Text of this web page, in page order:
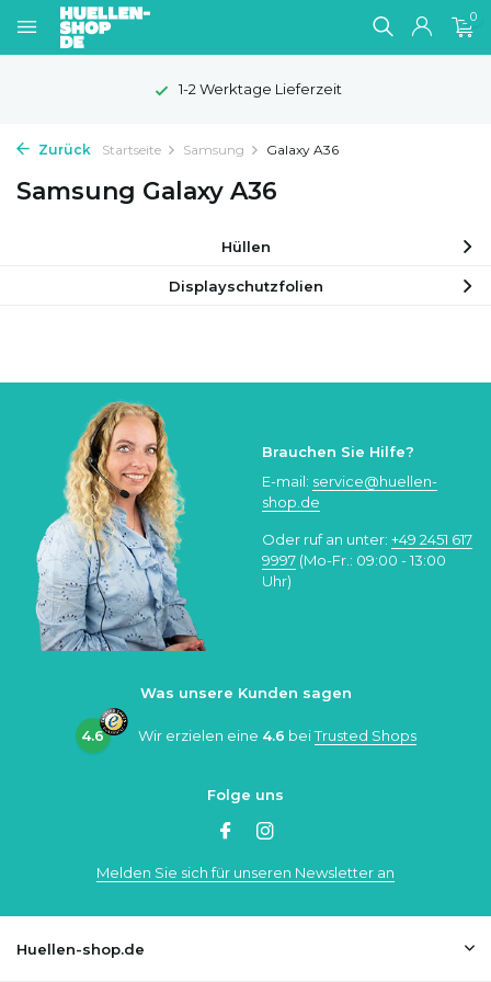
0
1-2 Werktage Lieferzeit
Zurück Startseite Samsung Galaxy A36
Samsung Galaxy A36
Hüllen
Displayschutzfolien
Brauchen Sie Hilfe?
E-mail: service@huellen-
shop.de
Oder ruf an unter: +49 2451 617
9997 (Mo-Fr.: 09:00 - 13:00
Uhr)
Was unsere Kunden sagen
4.6 Wir erzielen eine 4.6 beiTrusted Shops
Folge uns
Melden Sie sich für unseren Newsletter an
Huellen-shop.de